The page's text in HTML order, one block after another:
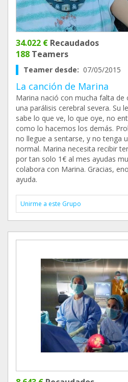
34.022 € Recaudados
188 Teamers
Teamer desde: 07/05/2015
La canción de Marina
Marina nació con mucha falta
una parálisis cerebral severa. Su
sabe lo que ve, lo que oye, no
como lo hacemos los demás.
no llegue a sentarse, y no tenga
normal. Marina necesita recibir
por tan solo 1€ al mes ayudas
colabora con Marina. Gracias,
ayuda.
Unirme a este Grupo